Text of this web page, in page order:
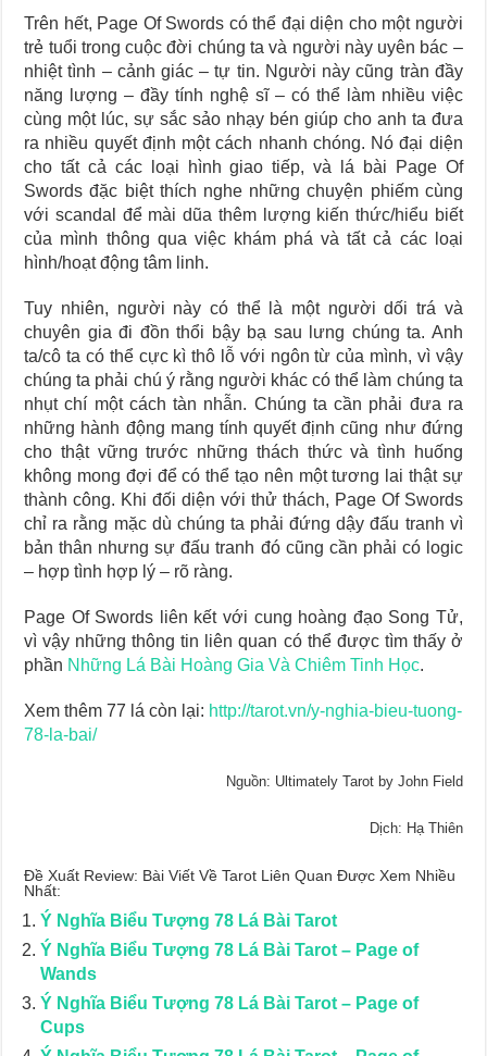
Trên hết, Page Of Swords có thể đại diện cho một người
trẻ tuổi trong cuộc đời chúng ta và người này uyên bác –
nhiệt tình – cảnh giác – tự tin. Người này cũng tràn đầy
năng lượng – đầy tính nghệ sĩ – có thể làm nhiều việc
cùng một lúc, sự sắc sảo nhạy bén giúp cho anh ta đưa
ra nhiều quyết định một cách nhanh chóng. Nó đại diện
cho tất cả các loại hình giao tiếp, và lá bài Page Of
Swords đặc biệt thích nghe những chuyện phiếm cùng
với scandal để mài dũa thêm lượng kiến thức/hiểu biết
của mình thông qua việc khám phá và tất cả các loại
hình/hoạt động tâm linh.
Tuy nhiên, người này có thể là một người dối trá và
chuyên gia đi đồn thổi bậy bạ sau lưng chúng ta. Anh
ta/cô ta có thể cực kì thô lỗ với ngôn từ của mình, vì vậy
chúng ta phải chú ý rằng người khác có thể làm chúng ta
nhụt chí một cách tàn nhẫn. Chúng ta cần phải đưa ra
những hành động mang tính quyết định cũng như đứng
cho thật vững trước những thách thức và tình huống
không mong đợi để có thể tạo nên một tương lai thật sự
thành công. Khi đối diện với thử thách, Page Of Swords
chỉ ra rằng mặc dù chúng ta phải đứng dậy đấu tranh vì
bản thân nhưng sự đấu tranh đó cũng cần phải có logic
– hợp tình hợp lý – rõ ràng.
Page Of Swords liên kết với cung hoàng đạo Song Tử,
vì vậy những thông tin liên quan có thể được tìm thấy ở
phần Những Lá Bài Hoàng Gia Và Chiêm Tinh Học.
Xem thêm 77 lá còn lại: http://tarot.vn/y-nghia-bieu-tuong-
78-la-bai/
Nguồn: Ultimately Tarot by John Field
Dịch: Hạ Thiên
Đề Xuất Review: Bài Viết Về Tarot Liên Quan Được Xem Nhiều
Nhất:
Ý Nghĩa Biểu Tượng 78 Lá Bài Tarot
Ý Nghĩa Biểu Tượng 78 Lá Bài Tarot – Page of
Wands
Ý Nghĩa Biểu Tượng 78 Lá Bài Tarot – Page of
Cups